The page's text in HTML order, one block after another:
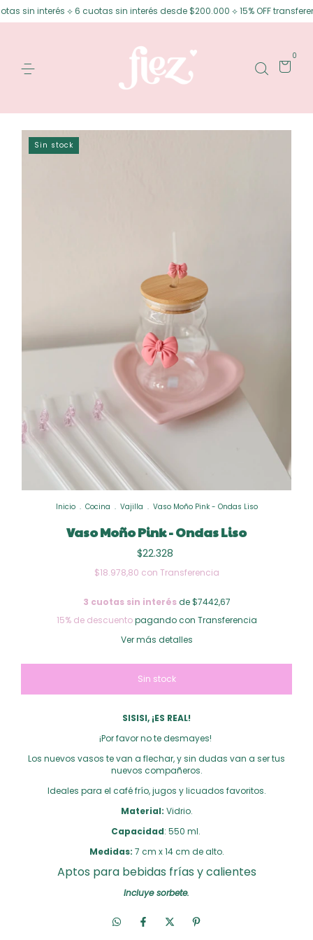
interés ⟡ 6 cuotas sin interés desde $200.000 ⟡ 15% OFF
0
Sin stock
Inicio . Cocina . Vajilla . Vaso Moño Pink - Ondas Liso
Vaso Moño Pink - Ondas Liso
$22.328
$18.978,80 con Transferencia
3 cuotas sin interésde $7442,67
15% de descuentopagando con Transferencia
Ver más detalles
SISISI, ¡ES REAL!
¡Por favor no te desmayes!
Los nuevos vasos te van a flechar, y sin dudas van a ser tus
nuevos compañeros.
Ideales para el café frío, jugos y licuados favoritos.
Material: Vidrio.
Capacidad: 550 ml.
Medidas: 7 cm x 14 cm de alto.
Aptos para bebidas frías y calientes
Incluye sorbete.